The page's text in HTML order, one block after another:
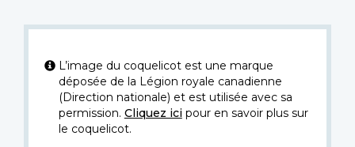
L’image du coquelicot est une marque
déposée de la Légion royale canadienne
(Direction nationale) et est utilisée avec sa
permission. Cliquez icipour en savoir plus sur
le coquelicot.